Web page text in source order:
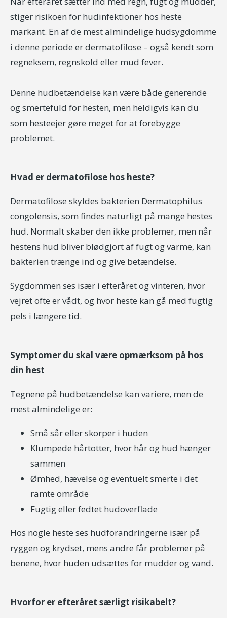
stiger risikoen for hudinfektioner hos heste
markant. En af de mest almindelige hudsygdomme
i denne periode er dermatofilose – også kendt som
regneksem, regnskold eller mud fever.
Denne hudbetændelse kan være både generende
og smertefuld for hesten, men heldigvis kan du
som hesteejer gøre meget for at forebygge
problemet.
Hvad er dermatofilose hos heste?
Dermatofilose skyldes bakterien Dermatophilus
congolensis, som findes naturligt på mange hestes
hud. Normalt skaber den ikke problemer, men når
hestens hud bliver blødgjort af fugt og varme, kan
bakterien trænge ind og give betændelse.
Sygdommen ses især i efteråret og vinteren, hvor
vejret ofte er vådt, og hvor heste kan gå med fugtig
pels i længere tid.
Symptomer du skal være opmærksom på hos
din hest
Tegnene på hudbetændelse kan variere, men de
mest almindelige er:
Små sår eller skorper i huden
Klumpede hårtotter, hvor hår og hud hænger
sammen
Ømhed, hævelse og eventuelt smerte i det
ramte område
Fugtig eller fedtet hudoverflade
Hos nogle heste ses hudforandringerne især på
ryggen og krydset, mens andre får problemer på
benene, hvor huden udsættes for mudder og vand.
Hvorfor er efteråret særligt risikabelt?